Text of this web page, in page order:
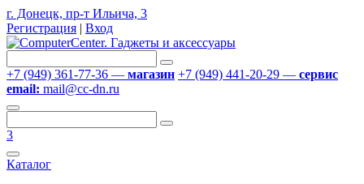
г. Донецк, пр-т Ильича, 3
Регистрация | Вход
+7 (949) 361-77-36 — магазин +7 (949) 441-20-29 — сервис
email: mail@cc-dn.ru
3
Каталог